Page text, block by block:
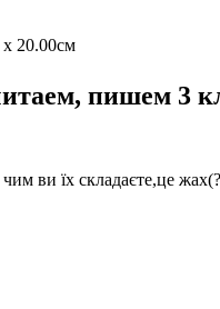
20.00см
пишем 3
ви їх складаєте,це жах(?